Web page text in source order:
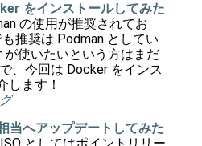
をインストールしてみた
の使用が推奨されてお
推奨は Podman としてい
が使いたいという方はまだ
、今回は Docker をインス
します！
当へアップデートしてみた